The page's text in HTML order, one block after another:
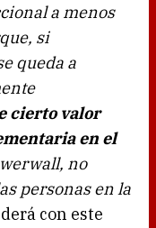
a menos
si
queda a
cierto valor
en el
no
personas en la
con este